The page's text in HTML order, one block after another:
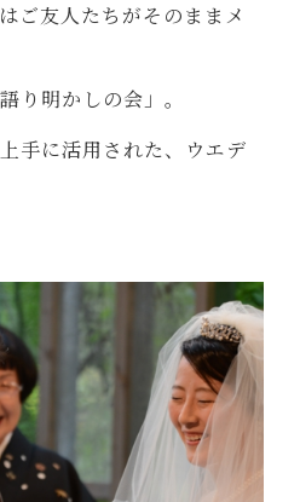
ご友人たちがそのままメ
り明かしの会」。
手に活用された、ウエデ